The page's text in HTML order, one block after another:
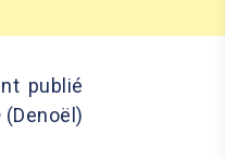
publié
(Denoël)